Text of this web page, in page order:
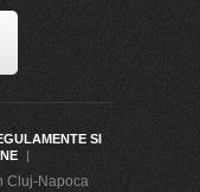
SI
|
Cluj-Napoca